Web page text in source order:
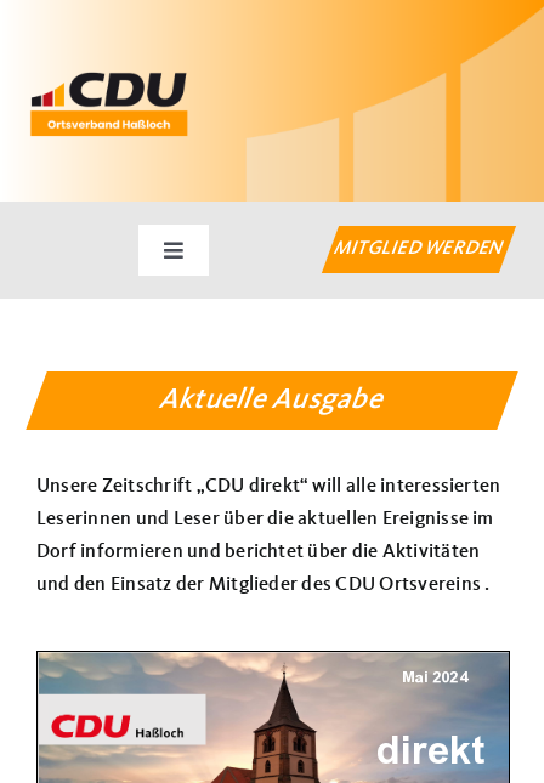
springen
Toggle
Navigation
Aktuelles
Haßlocher Themen
Über uns
MITGLIED WERDEN
Aktuelle Ausgabe
Unsere Zeitschrift „CDU direkt“ will alle interessierten
Leserinnen und Leser über die aktuellen Ereignisse im
Dorf informieren und berichtet über die Aktivitäten
und den Einsatz der Mitglieder des CDU Ortsvereins .